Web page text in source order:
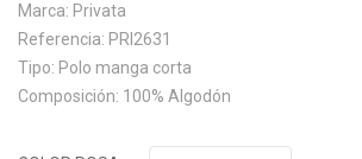
Marca: Privata
Referencia: PRI2631
Tipo: Polo manga corta
Composición: 100% Algodón